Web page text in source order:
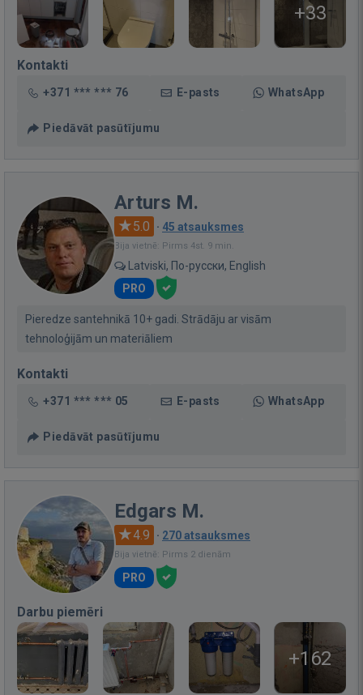
+33
Kontakti
+371 *** *** 76 E-pasts WhatsApp
Piedāvāt pasūtījumu
Arturs M.
5.0 · 45 atsauksmes
Bija vietnē: Pirms 4st. 9 min.
Latviski, По-русски, English
PRO
Pieredze santehnikā 10+ gadi. Strādāju ar visām
tehnoloģijām un materiāliem
Kontakti
+371 *** *** 05 E-pasts WhatsApp
Piedāvāt pasūtījumu
Edgars M.
4.9 · 270 atsauksmes
Bija vietnē: Pirms 2 dienām
PRO
Darbu piemēri
+162